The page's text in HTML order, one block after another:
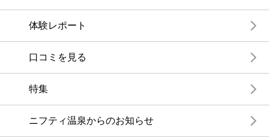
体験レポート
口コミを見る
特集
ニフティ温泉からのお知らせ